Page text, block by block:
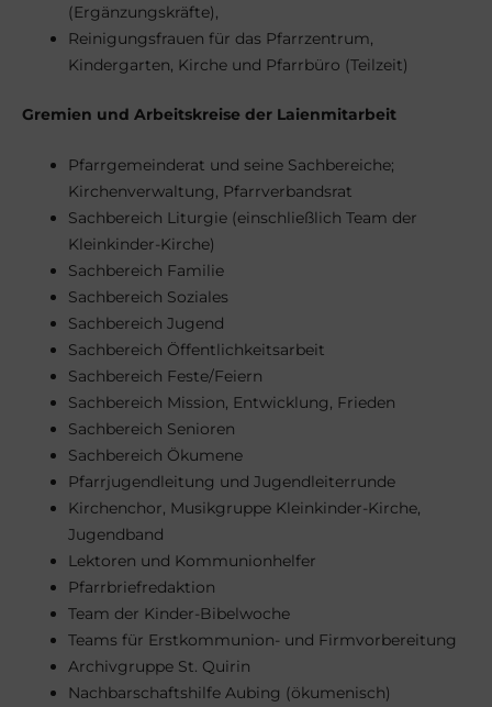
(Ergänzungskräfte),
Reinigungsfrauen für das Pfarrzentrum,
Kindergarten, Kirche und Pfarrbüro (Teilzeit)
Gremien und Arbeitskreise der Laienmitarbeit
Pfarrgemeinderat und seine Sachbereiche;
Kirchenverwaltung, Pfarrverbandsrat
Sachbereich Liturgie (einschließlich Team der
Kleinkinder-Kirche)
Sachbereich Familie
Sachbereich Soziales
Sachbereich Jugend
Sachbereich Öffentlichkeitsarbeit
Sachbereich Feste/Feiern
Sachbereich Mission, Entwicklung, Frieden
Sachbereich Senioren
Sachbereich Ökumene
Pfarrjugendleitung und Jugendleiterrunde
Kirchenchor, Musikgruppe Kleinkinder-Kirche,
Jugendband
Lektoren und Kommunionhelfer
Pfarrbriefredaktion
Team der Kinder-Bibelwoche
Teams für Erstkommunion- und Firmvorbereitung
Archivgruppe St. Quirin
Nachbarschaftshilfe Aubing (ökumenisch)